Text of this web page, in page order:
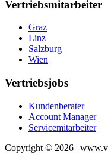
Vertriebsmitarbeiter
Graz
Linz
Salzburg
Wien
Vertriebsjobs
Kundenberater
Account Manager
Servicemitarbeiter
Copyright © 2026 |